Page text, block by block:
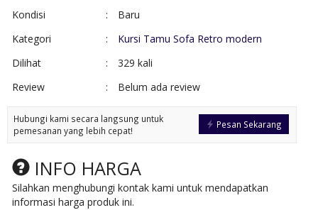
Kondisi
:
Baru
Kategori
:
Kursi Tamu Sofa Retro modern
Dilihat
:
329 kali
Review
: Belum ada review
Pesan Sekarang
Hubungi kami secara langsung untuk
pemesanan yang lebih cepat!
INFO HARGA
Silahkan menghubungi kontak kami untuk mendapatkan
informasi harga produk ini.